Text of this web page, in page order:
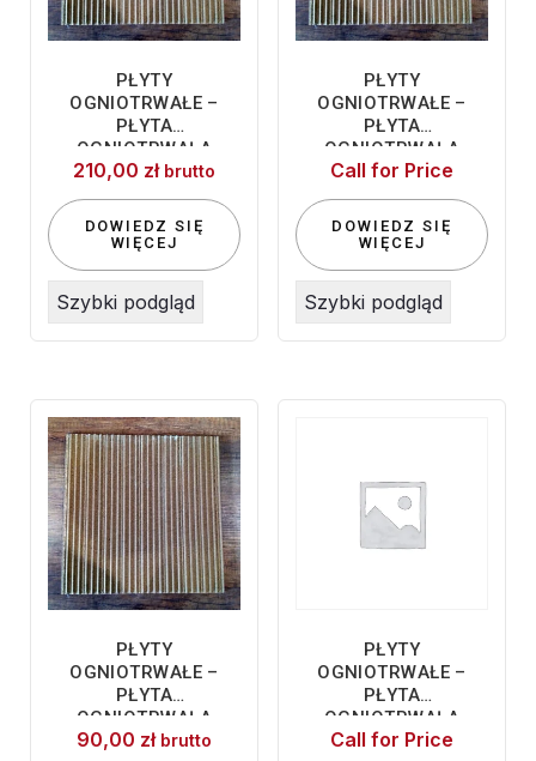
PŁYTY
OGNIOTRWAŁE –
PŁYTA
OGNIOTRWAŁA
335×380 K50
210,00 zł brutto
DOWIEDZ SIĘ
WIĘCEJ
Szybki podgląd
PŁYTY
OGNIOTRWAŁE –
PŁYTA
OGNIOTRWAŁA
490X500X20 K250
Call for Price
DOWIEDZ SIĘ
WIĘCEJ
Szybki podgląd
PŁYTY
OGNIOTRWAŁE –
PŁYTA
OGNIOTRWAŁA
250×250
90,00 zł brutto
PŁYTY
OGNIOTRWAŁE –
PŁYTA
OGNIOTRWAŁA
400X400X12
Call for Price